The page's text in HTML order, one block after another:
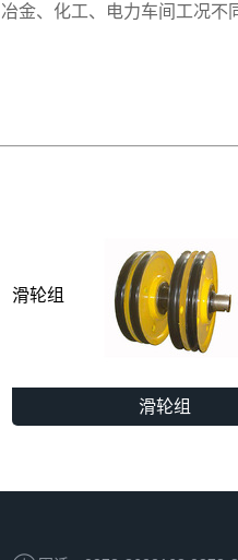
冶金、化工、电力车间工况不
滑轮组
滑轮组